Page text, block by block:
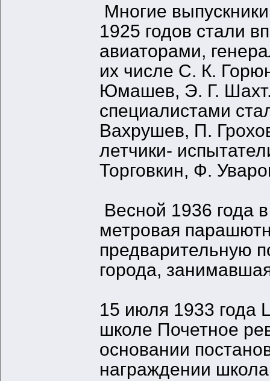
Многие
1925 годов стали
авиаторами,
их числе С. К.
Юмашев, Э. Г.
специалистами
Вахрушев, П.
летчики-
Торговкин, Ф.
Весной 1936 года
метровая
предварительную
города,
15 июля 1933 года
школе Почетное
основании
награждении